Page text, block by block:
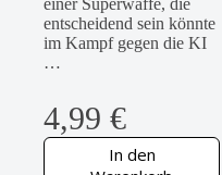
entscheidend sein könnte
im Kampf gegen die KI
…
4,99 €
In den